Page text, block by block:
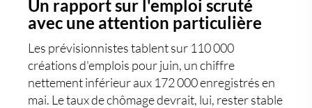
Un rapport sur l'emploi scruté
avec une attention particulière
Les prévisionnistes tablent sur 110 000
créations d'emplois pour juin, un chiffre
nettement inférieur aux 172 000 enregistrés en
mai. Le taux de chômage devrait, lui, rester stable